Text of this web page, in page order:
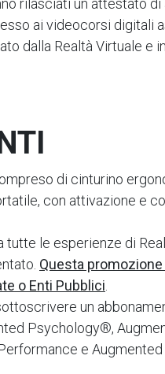
rilasciati un attestato
ai videocorsi digitali
dalla Realtà Virtuale e
di cinturino
con attivazione e
tutte le esperienze di
Questa promozione
o Enti Pubblici
un
Psychology®,
e Augmented